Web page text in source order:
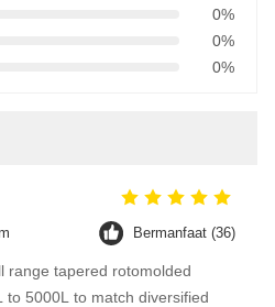
0%
0%
0%
Bermanfaat (36)
range tapered rotomolded
to 5000L to match diversified